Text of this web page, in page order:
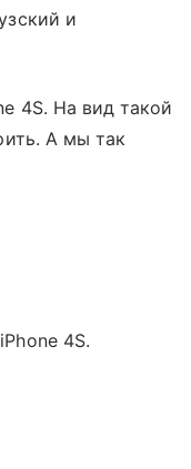
и
4S. На вид такой
А мы так
4S.